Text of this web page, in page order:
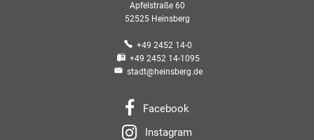
Apfelstraße 60
52525 Heinsberg
+49 2452 14-0
+49 2452 14-1095
stadt@heinsberg.de
Facebook
Instagram